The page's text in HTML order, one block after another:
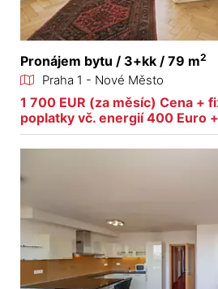
Pronájem bytu / 3+kk / 79 m2
Praha 1 - Nové Město
1 700 EUR (za měsíc) Cena +
poplatky vč. energií 400 Euro